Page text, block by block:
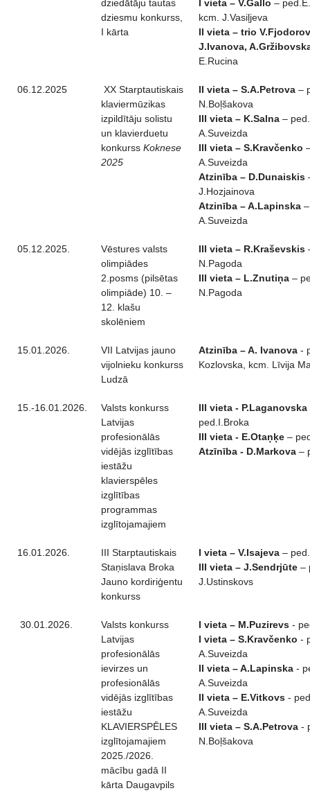
dziedātāju tautas
dziesmu konkurss,
I kārta
I vieta – V.Gallo –
kcm. J.Vasiļjeva
II vieta – trio
J.Ivanova,
E.Rucina
06.12.2025
XX Starptautiskais
klaviermūzikas
izpildītāju solistu
un klavierduetu
konkurss Koknese
2025
II vieta – S.A.Petrova –
N.Boļšakova
III vieta – K.Salna – ped.
A.Suveizda
III vieta – S.Kravčenko
A.Suveizda
Atzinība – D.Dunaiskis
J.Hozjainova
Atzinība – A.Lapinska
A.Suveizda
05.12.2025.
Vēstures valsts
olimpiādes
2.posms (pilsētas
olimpiāde) 10. –
12. klašu
skolēniem
III vieta – R.Kraševskis
N.Pagoda
III vieta – L.Znutiņa –
N.Pagoda
15.01.2026.
VII Latvijas jauno
vijolnieku konkurss
Ludzā
Atzinība – A. Ivanova -
Kozlovska, kcm. Līvija
15.-16.01.2026.
Valsts konkurss
Latvijas
profesionālās
vidējās izglītības
iestāžu
klavierspēles
izglītības
programmas
izglītojamajiem
III vieta - P.Laganovska
ped.I.Broka
III vieta - E.Otaņķe –
Atzīnība - D.Markova –
16.01.2026.
III Starptautiskais
Staņislava Broka
Jauno kordiriģentu
konkurss
I vieta – V.Isajeva –
III vieta – J.Sendrjūte –
J.Ustinskovs
30.01.2026.
Valsts konkurss
Latvijas
profesionālās
ievirzes un
profesionālās
vidējās izglītības
iestāžu
KLAVIERSPĒLES
izglītojamajiem
2025./2026.
mācību gadā II
kārta Daugavpils
I vieta – M.Puzirevs -
I vieta – S.Kravčenko -
A.Suveizda
II vieta – A.Lapinska -
A.Suveizda
II vieta – E.Vitkovs -
A.Suveizda
III vieta – S.A.Petrova -
N.Boļšakova